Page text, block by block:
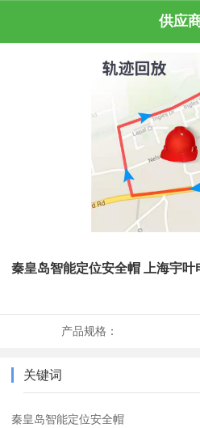
供应
秦皇岛智能定位安全帽 上海宇叶
产品规格：
关键词
秦皇岛智能定位安全帽